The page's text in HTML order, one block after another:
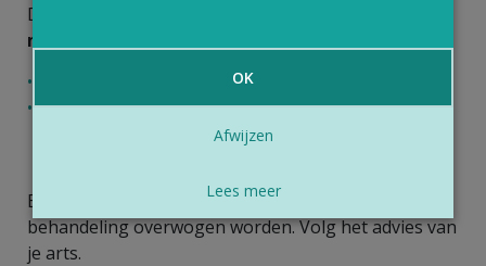
De arts start een
middelen
een verminderde weerstand hebben;
risico lopen op complicaties, bijv. in geval van aids,
een behandeling met antikankergeneesmiddelen
Bij zestigplussers en andere risicogroepen kan de
behandeling overwogen worden. Volg het advies van
je arts.
OK
Afwijzen
Lees meer